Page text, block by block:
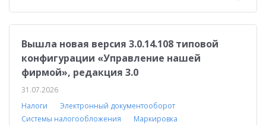
Вышла новая версия 3.0.14.108 типовой
конфигурации «Управление нашей
фирмой», редакция 3.0
31.07.2026
Налоги
Электронный документооборот
Системы налогообложения
Маркировка